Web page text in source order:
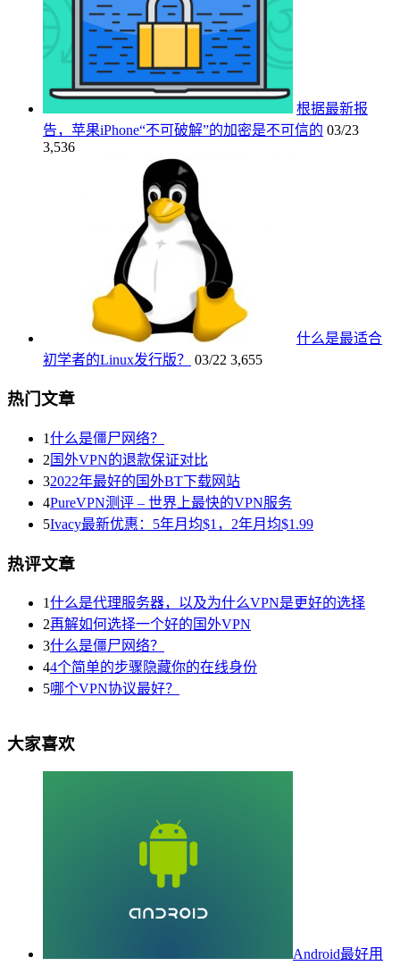
根据最新报
告，苹果iPhone“不可破解”的加密是不可信的 03/23
3,536
什么是最适合
初学者的Linux发行版？
03/22 3,655
热门文章
1什么是僵尸网络？
2 国外VPN的退款保证对比
32022年最好的国外BT下载网站
4PureVPN测评 – 世界上最快的VPN服务
5Ivacy最新优惠：5年月均$1，2年月均$1.99
热评文章
1什么是代理服务器，以及为什么VPN是更好的选择
2再解如何选择一个好的国外VPN
3什么是僵尸网络？
44个简单的步骤隐藏你的在线身份
5哪个VPN协议最好？
大家喜欢
Android最好用